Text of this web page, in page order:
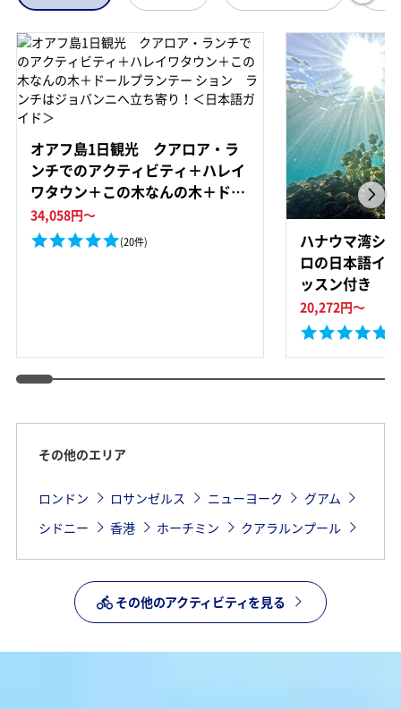
オアフ島1日観光 クアロア・ラ
ンチでのアクティビティ＋ハレイ
ワタウン＋この木なんの木＋ドー
ルプランテー ション ランチはジ
ョバンニへ立ち寄り！＜日本語ガ
34,058円～
(20件)
ハナウマ湾シ
ロの日本語イ
ッスン付き
ンまたは貸切
たは1日／水中
20,272円～
その他のエリア
ロンドン ロサンゼルス ニューヨーク
グアム
シドニー
香港 ホーチミン クアラルンプール
その他のアクティビティを見る